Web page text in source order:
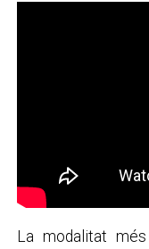
La modalitat